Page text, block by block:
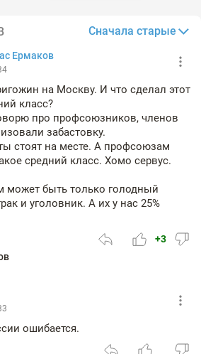
Сначала старые
Ермаков
на Москву. И что сделал этот
класс?
про профсоюзников, членов
забастовку.
стоят на месте. А профсоюзам
средний класс. Хомо сервус.
может быть только голодный
и уголовник. А их у нас 25%
+3
ошибается.